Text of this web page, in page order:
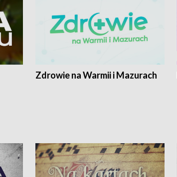
Zdrowie na Warmii i Mazurach